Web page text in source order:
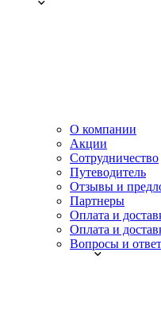
О компании
Акции
Сотрудничество
Путеводитель
Отзывы и
Партнеры
Оплата и
Оплата и
Вопросы и